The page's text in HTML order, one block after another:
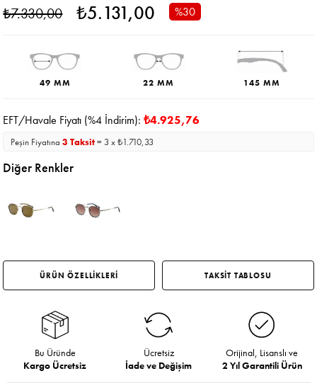
₺7.330,00 ₺5.131,00 %30
49 MM 22 MM 145 MM
EFT/Havale Fiyatı (%4 İndirim):₺4.925,76
Peşin Fiyatına3 Taksit= 3 x ₺1.710,33
Diğer Renkler
ÜRÜN ÖZELLİKLERİ TAKSİT TABLOSU
Bu Üründe
Kargo Ücretsiz
Ücretsiz
İade ve Değişim
Orijinal, Lisanslı ve
2 Yıl Garantili Ürün